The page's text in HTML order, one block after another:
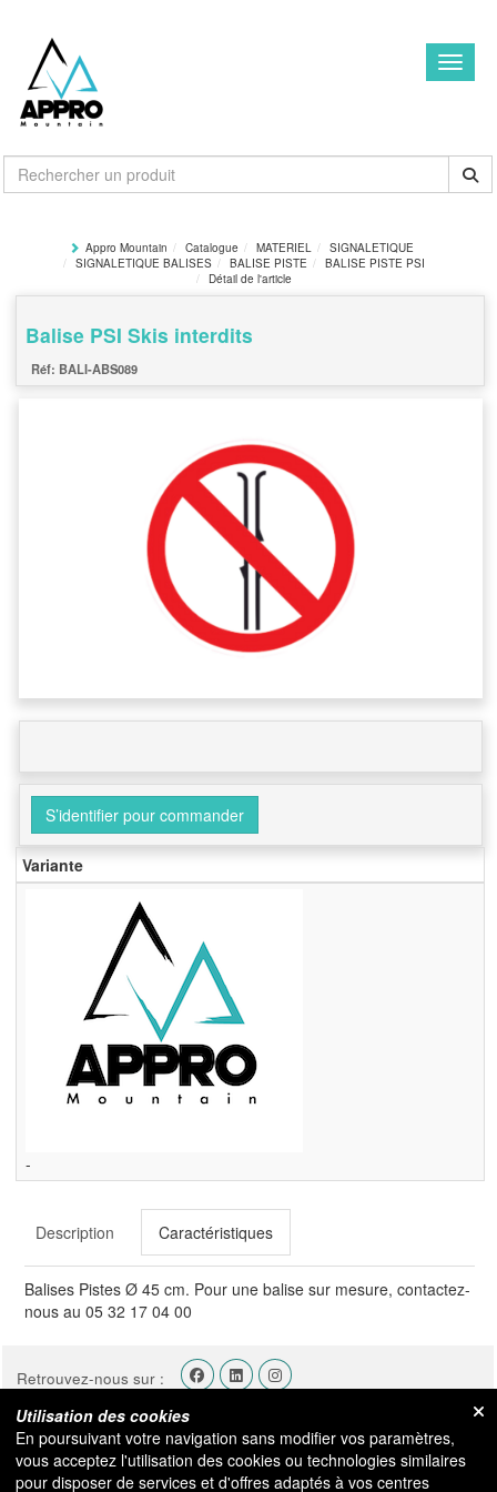
Appro Mountain Catalogue MATERIEL
SIGNALETIQUE
SIGNALETIQUE BALISES
BALISE PISTE
BALISE PISTE PSI
Détail de l'article
Balise PSI Skis interdits
BALI-ABS089
S’identifier pour commander
Variante
-
Description Caractéristiques
Balises Pistes Ø 45 cm. Pour une balise sur mesure, contactez-
nous au 05 32 17 04 00
Retrouvez-nous sur :
MON COMPTE
Utilisation des cookies
En poursuivant votre navigation sans modifier vos paramètres,
vous acceptez l'utilisation des cookies ou technologies similaires
pour disposer de services et d'offres adaptés à vos centres